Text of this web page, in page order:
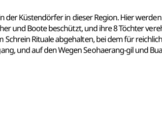
der Küstendörfer in dieser Region. Hier
und Boote beschützt, und ihre 8 Töchter
Rituale abgehalten, bei dem für
und auf den Wegen Seohaerang-gil und